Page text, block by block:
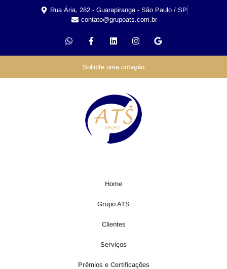
Rua Ária, 282 - Guarapiranga - São Paulo / SP
contato@grupoats.com.br
Solicite uma cotação
Home
Grupo ATS
Clientes
Serviços
Prêmios e Certificações